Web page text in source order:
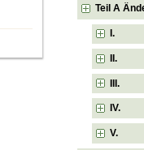
Teil A
I.
II.
III.
IV.
V.